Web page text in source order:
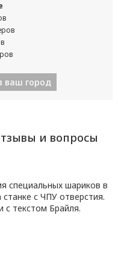
ваш город
и вопросы
специальных шариков в
с ЧПУ отверстия.
с текстом Брайля.